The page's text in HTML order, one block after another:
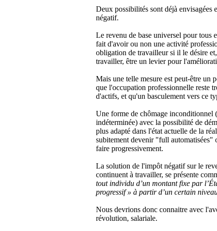
Deux possibilités sont déjà envisagées
négatif.
Le revenu de base universel pour tous
fait d'avoir ou non une activité
obligation de travailleur si il le désire
travailler, être un levier pour
Mais une telle mesure est peut-être un
que l'occupation professionnelle reste
d'actifs, et qu'un basculement vers ce
Une forme de chômage inconditionnel
indéterminée) avec la possibilité de
plus adapté dans l'état actuelle de la
subitement devenir "full
faire progressivement.
La solution de l'impôt négatif sur le
continuent à travailler, se présente
tout individu d’un montant fixe par
progressif » à partir d’un certain
Nous devrions donc connaitre avec
révolution, salariale.